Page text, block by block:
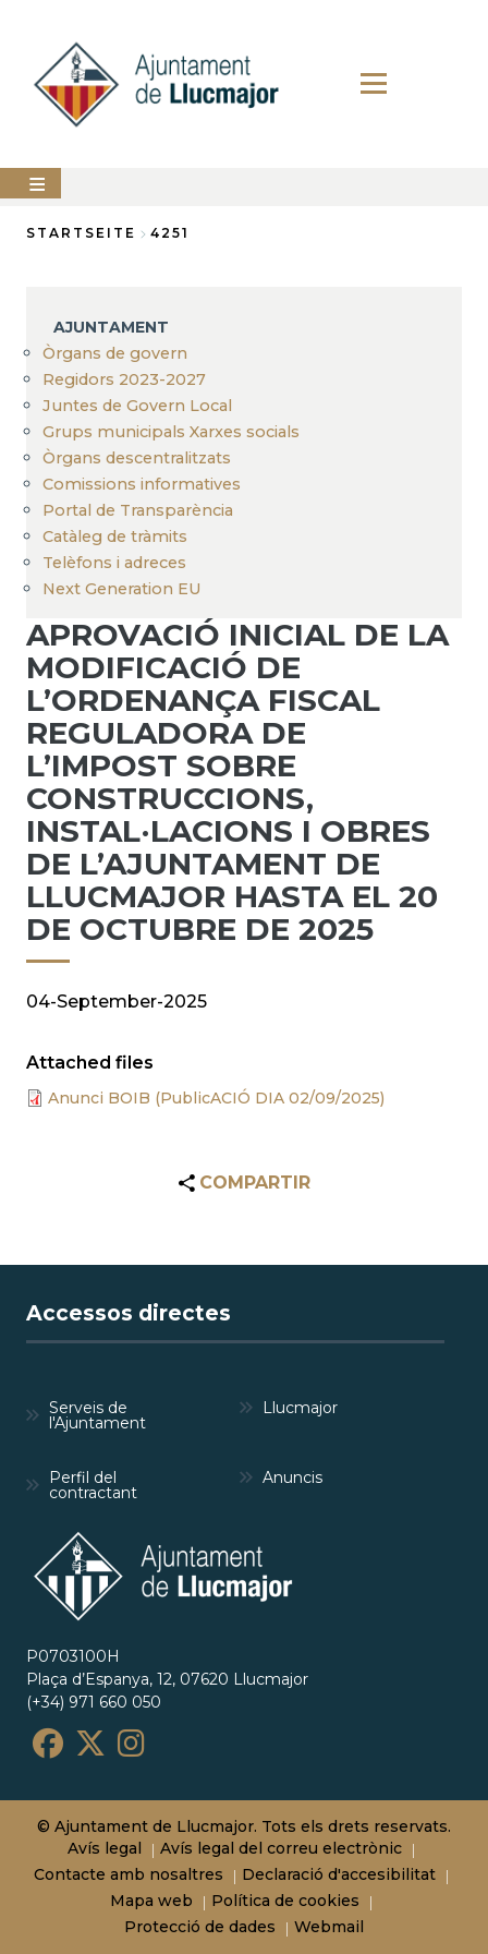
AJUNTAMENT
SERVEIS
MUNICIPALS
PERFIL
DEL
CONTRACTANT
ANUNCIS
STARTSEITE 4251
AJUNTAMENT
Òrgans de govern
Regidors 2023-2027
Juntes de Govern Local
Grups municipals Xarxes socials
Òrgans descentralitzats
Comissions informatives
Portal de Transparència
Catàleg de tràmits
Telèfons i adreces
Next Generation EU
APROVACIÓ INICIAL DE LA
MODIFICACIÓ DE
L’ORDENANÇA FISCAL
REGULADORA DE
L’IMPOST SOBRE
CONSTRUCCIONS,
INSTAL·LACIONS I OBRES
DE L’AJUNTAMENT DE
LLUCMAJOR HASTA EL 20
DE OCTUBRE DE 2025
04-September-2025
Attached files
Anunci BOIB (PublicACIÓ DIA 02/09/2025)
COMPARTIR
Accessos directes
Serveis de
l'Ajuntament
Llucmajor
Perfil del
contractant
Anuncis
P0703100H
Plaça d’Espanya, 12, 07620 Llucmajor
(+34) 971 660 050
© Ajuntament de Llucmajor. Tots els drets reservats.
Avís legal
Avís legal del correu electrònic
Contacte amb nosaltres
Declaració d'accesibilitat
Mapa web
Política de cookies
Protecció de dades
Webmail